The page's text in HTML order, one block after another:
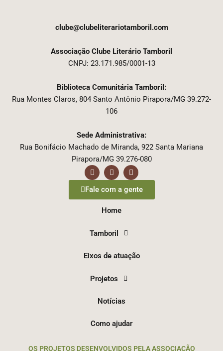
clube@clubeliterariotamboril.com
Associação Clube Literário Tamboril
CNPJ: 23.171.985/0001-13
Biblioteca Comunitária Tamboril:
Rua Montes Claros, 804 Santo Antônio Pirapora/MG 39.272-
106
Sede Administrativa:
Rua Bonifácio Machado de Miranda, 922 Santa Mariana
Pirapora/MG 39.276-080
Fale com a gente
Home
Tamboril
Eixos de atuação
Projetos
Notícias
Como ajudar
OS PROJETOS DESENVOLVIDOS PELA ASSOCIAÇÃO